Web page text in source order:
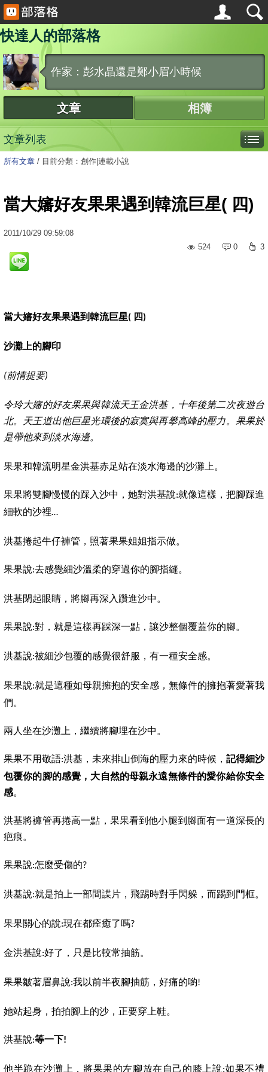
快達人的部落格
作家：彭水晶還是鄭小眉小時候
文章 相簿
文章列表
所有文章 / 目前分類：創作|連載小說
當大嬸好友果果遇到韓流巨星( 四)
2011/10/29 09:59:08
524
0 3
當大嬸好友果果遇到韓流巨星( 四)
沙灘上的腳印
(前情提要)
令玲大嬸的好友果果與韓流天王金洪基，十年後第二次夜遊台
北。天王道出他巨星光環後的寂寞與再攀高峰的壓力。果果於
是帶他來到淡水海邊。
果果和韓流明星金洪基赤足站在淡水海邊的沙灘上。
果果將雙腳慢慢的踩入沙中，她對洪基說:就像這樣，把腳踩進
細軟的沙裡…
洪基捲起牛仔褲管，照著果果姐姐指示做。
果果說:去感覺細沙溫柔的穿過你的腳指縫。
洪基閉起眼睛，將腳再深入躦進沙中。
果果說:對，就是這樣再踩深一點，讓沙整個覆蓋你的腳。
洪基說:被細沙包覆的感覺很舒服，有一種安全感。
果果說:就是這種如母親擁抱的安全感，無條件的擁抱著愛著我
們。
兩人坐在沙灘上，繼續將腳埋在沙中。
果果不用敬語:洪基，未來排山倒海的壓力來的時候， 記得細沙
包覆你的腳的感覺，大自然的母親永遠無條件的愛你給你安全
感。
洪基將褲管再捲高一點，果果看到他小腿到腳面有一道深長的
疤痕。
果果說:怎麼受傷的?
洪基說:就是拍上一部間諜片，飛踢時對手閃躲，而踢到門框。
果果關心的說:現在都痊癒了嗎?
金洪基說:好了，只是比較常抽筋。
果果皺著眉鼻說:我以前半夜腳抽筋，好痛的喲!
她站起身，拍拍腳上的沙，正要穿上鞋。
洪基說:等一下!
他半跪在沙灘上，將果果的左腳放在自己的膝上說:如果不禮